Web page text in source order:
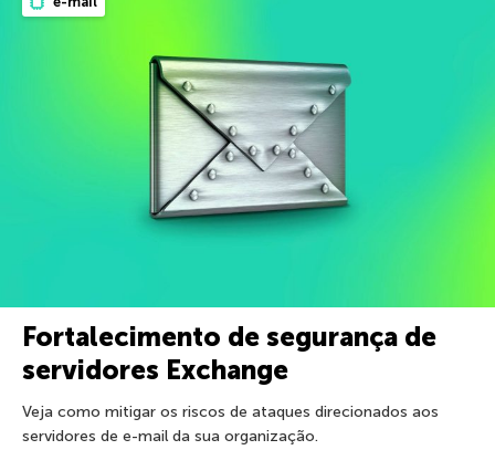
Fortalecimento de segurança de
servidores Exchange
Veja como mitigar os riscos de ataques direcionados aos
servidores de e-mail da sua organização.